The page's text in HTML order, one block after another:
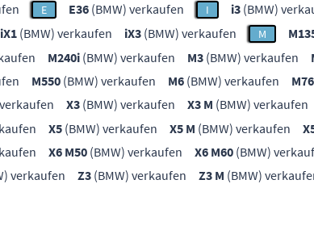
E E36 (BMW) verkaufen I i3 (BMW)
iX1 (BMW) verkaufen iX3 (BMW) verkaufen M
M240i (BMW) verkaufen M3 (BMW) verkaufen
M550 (BMW) verkaufen M6 (BMW) verkaufen
X3 (BMW) verkaufen X3 M (BMW) verkaufen
X5 (BMW) verkaufen X5 M (BMW) verkaufen
X6 M50 (BMW) verkaufen X6 M60 (BMW)
verkaufen Z3 (BMW) verkaufen Z3 M (BMW)